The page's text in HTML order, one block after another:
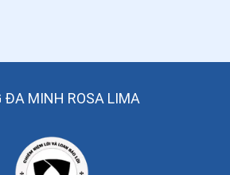
ĐA MINH ROSA LIMA